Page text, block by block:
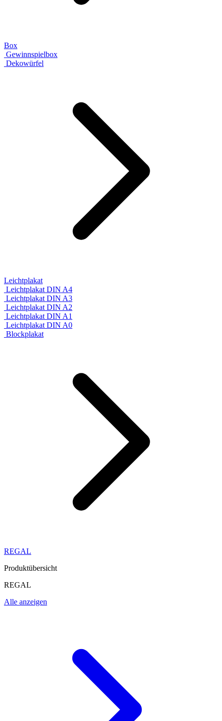
Box
Gewinnspielbox
Dekowürfel
Leichtplakat
Leichtplakat DIN A4
Leichtplakat DIN A3
Leichtplakat DIN A2
Leichtplakat DIN A1
Leichtplakat DIN A0
Blockplakat
REGAL
Produktübersicht
REGAL
Alle anzeigen